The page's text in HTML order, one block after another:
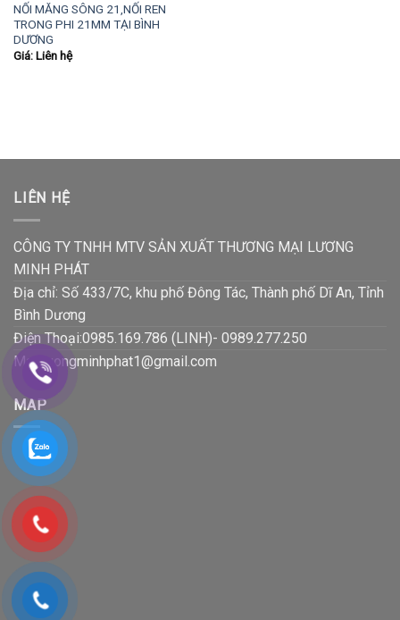
NỐI MĂNG SÔNG 21,NỐI REN
TRONG PHI 21MM TẠI BÌNH
DƯƠNG
Giá: Liên hệ
LIÊN HỆ
CÔNG TY TNHH MTV SẢN XUẤT THƯƠNG MẠI LƯƠNG
MINH PHÁT
Địa chỉ: Số 433/7C, khu phố Đông Tác, Thành phố Dĩ An, Tỉnh
Bình Dương
Điện Thoại:0985.169.786 (LINH)- 0989.277.250
Mail:luongminhphat1@gmail.com
MAP